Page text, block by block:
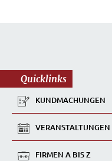
Quicklinks
KUNDMACHUNGEN
VERANSTALTUNGEN
FIRMEN A BIS Z